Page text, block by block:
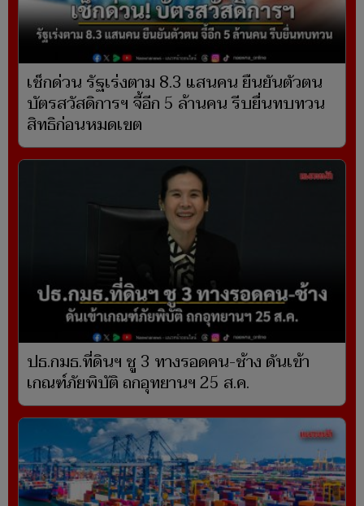
เช็กด่วน รัฐเร่งตาม 8.3 แสนคน ยืนยันตัวตน
บัตรสวัสดิการฯ จี้อีก 5 ล้านคน รีบยื่นทบทวน
สิทธิก่อนหมดเขต
ปธ.กมธ.ที่ดินฯ ชู 3 ทางรอดคน-ช้าง ดันเข้า
เกณฑ์ภัยพิบัติ ถกอุทยานฯ 25 ส.ค.